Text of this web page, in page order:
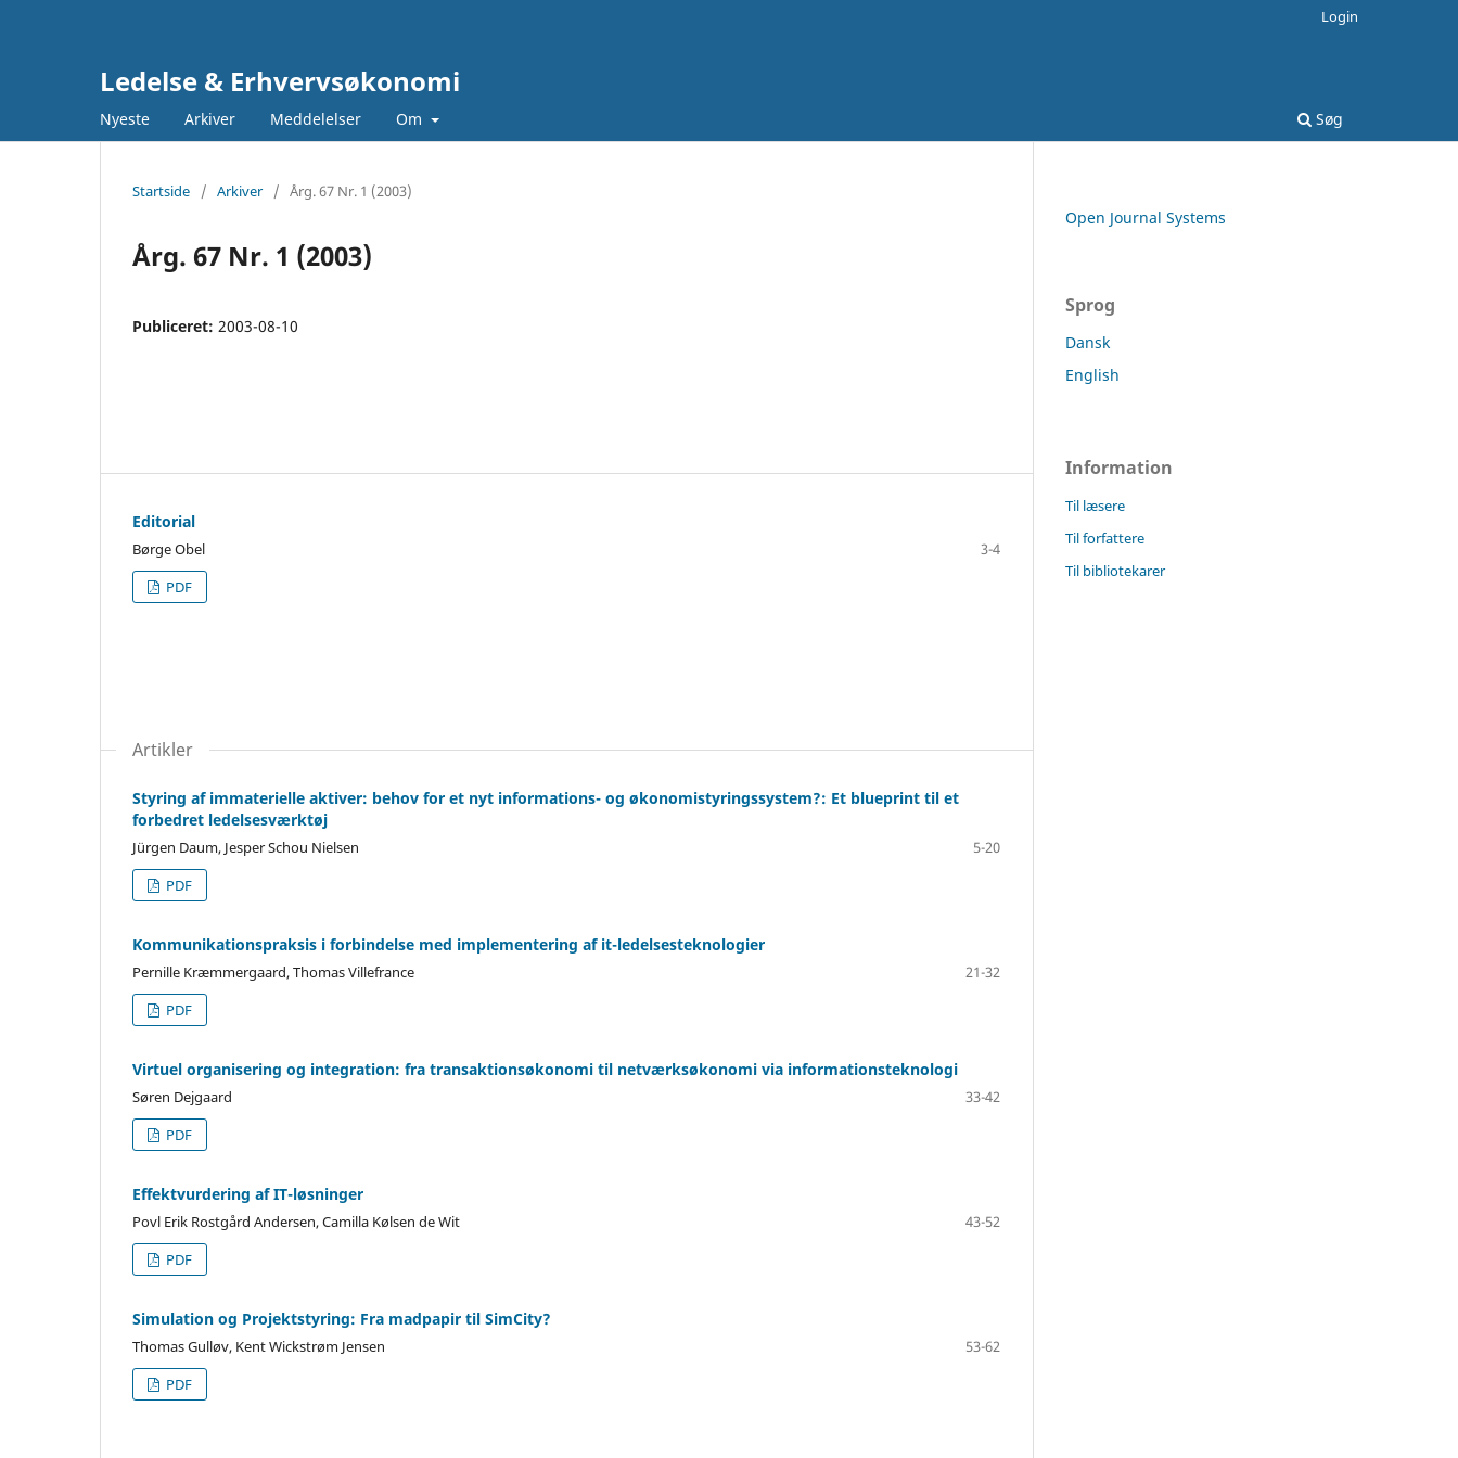
Ledelse & Erhvervsøkonomi
Nyeste Arkiver Meddelelser Om Søg
Login
Startside / Arkiver / Årg. 67 Nr. 1 (2003)
Årg. 67 Nr. 1 (2003)
Publiceret: 2003-08-10
Editorial
Børge Obel
3-4
PDF
Artikler
Styring af immaterielle aktiver: behov for et nyt informations- og økonomistyringssystem?: Et blueprint til et
forbedret ledelsesværktøj
Jürgen Daum, Jesper Schou Nielsen
5-20
PDF
Kommunikationspraksis i forbindelse med implementering af it-ledelsesteknologier
Pernille Kræmmergaard, Thomas Villefrance
21-32
PDF
Virtuel organisering og integration: fra transaktionsøkonomi til netværksøkonomi via informationsteknologi
Søren Dejgaard
33-42
PDF
Effektvurdering af IT-løsninger
Povl Erik Rostgård Andersen, Camilla Kølsen de Wit
43-52
PDF
Simulation og Projektstyring: Fra madpapir til SimCity?
Thomas Gulløv, Kent Wickstrøm Jensen
53-62
PDF
Open Journal Systems
Sprog
Dansk
English
Information
Til læsere
Til forfattere
Til bibliotekarer